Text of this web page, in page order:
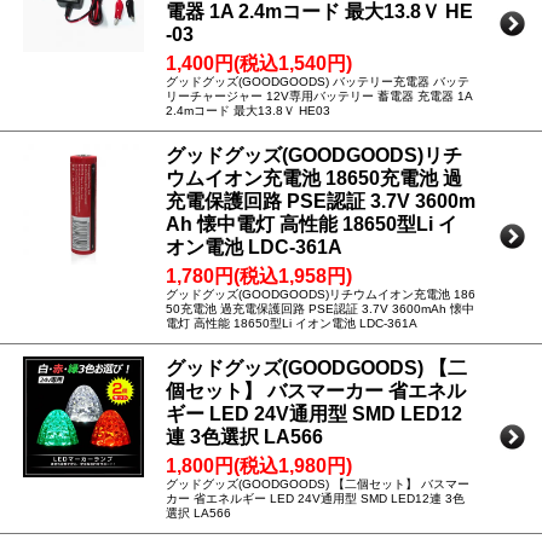
電器 1A 2.4mコード 最大13.8Ｖ HE
-03
1,400円(税込1,540円)
グッドグッズ(GOODGOODS) バッテリー充電器 バッテ
リーチャージャー 12V専用バッテリー 蓄電器 充電器 1A
2.4mコード 最大13.8Ｖ HE03
グッドグッズ(GOODGOODS)リチ
ウムイオン充電池 18650充電池 過
充電保護回路 PSE認証 3.7V 3600m
Ah 懐中電灯 高性能 18650型Li イ
オン電池 LDC-361A
1,780円(税込1,958円)
グッドグッズ(GOODGOODS)リチウムイオン充電池 186
50充電池 過充電保護回路 PSE認証 3.7V 3600mAh 懐中
電灯 高性能 18650型Li イオン電池 LDC-361A
グッドグッズ(GOODGOODS) 【二
個セット】 バスマーカー 省エネル
ギー LED 24V通用型 SMD LED12
連 3色選択 LA566
1,800円(税込1,980円)
グッドグッズ(GOODGOODS) 【二個セット】 バスマー
カー 省エネルギー LED 24V通用型 SMD LED12連 3色
選択 LA566